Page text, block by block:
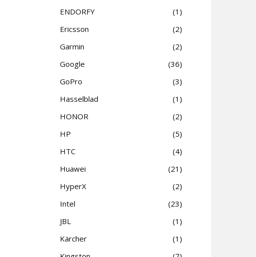
ENDORFY
1
Ericsson
2
Garmin
2
Google
36
GoPro
3
Hasselblad
1
HONOR
2
HP
5
HTC
4
Huawei
21
HyperX
2
Intel
23
JBL
1
Kärcher
1